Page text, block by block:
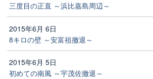
三度目の正直 ～浜比嘉島周辺～
2015年6月 6日
8キロの壁 ～安富祖撤退～
2015年6月 5日
初めての南風 ～宇茂佐撤退～